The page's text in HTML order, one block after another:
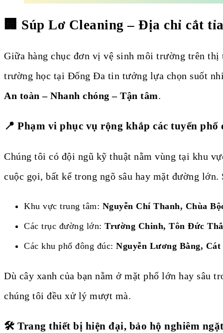
🏢 Súp Lơ Cleaning – Địa chỉ cắt
Giữa hàng chục đơn vị vệ sinh môi trường trên
trường học tại Đống Đa tin tưởng lựa chọn suốt
An toàn – Nhanh chóng – Tận tâm.
📍 Phạm vi phục vụ rộng khắp các tuyến
Chúng tôi có đội ngũ kỹ thuật nằm vùng tại khu
cuộc gọi, bất kể trong ngõ sâu hay mặt đường
Khu vực trung tâm: Nguyễn Chí Thanh, Chùa
Các trục đường lớn: Trường Chinh, Tôn Đức
Các khu phố đông đúc: Nguyễn Lương Bằng,
Dù cây xanh của bạn nằm ở mặt phố lớn hay sâu
chúng tôi đều xử lý mượt mà.
🛠️ Trang thiết bị hiện đại, bảo hộ nghiêm